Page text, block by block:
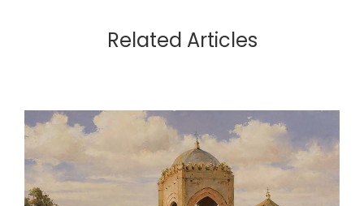
Related Articles